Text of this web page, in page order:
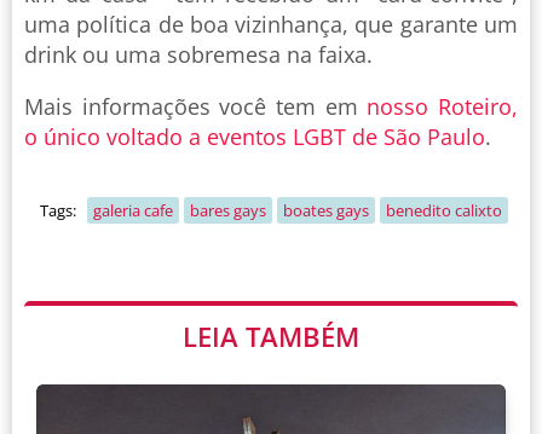
uma política de boa vizinhança, que garante um
drink ou uma sobremesa na faixa.
Mais informações você tem em nosso Roteiro,
o único voltado a eventos LGBT de São Paulo.
Tags: galeria cafe bares gays boates gays benedito calixto
LEIA TAMBÉM